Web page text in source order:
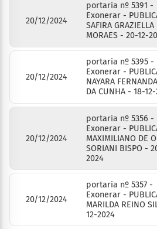
20/12/2024
portaria nº 5391 -
Exonerar -
SAFIRA GRAZIELLA
MORAES - 20-12-
20/12/2024
portaria nº 5395 -
Exonerar -
NAYARA
DA CUNHA - 18-
20/12/2024
portaria nº 5356 -
Exonerar -
MAXIMILIANO DE
SORIANI BISPO -
2024
20/12/2024
portaria nº 5357 -
Exonerar -
MARILDA REINO
12-2024